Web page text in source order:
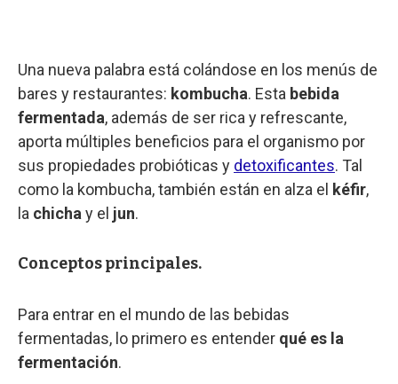
Una nueva palabra está colándose en los menús de
bares y restaurantes: kombucha. Esta bebida
fermentada, además de ser rica y refrescante,
aporta múltiples beneficios para el organismo por
sus propiedades probióticas y detoxificantes. Tal
como la kombucha, también están en alza el kéfir,
la chicha y el jun.
Conceptos principales.
Para entrar en el mundo de las bebidas
fermentadas, lo primero es entender qué es la
fermentación.